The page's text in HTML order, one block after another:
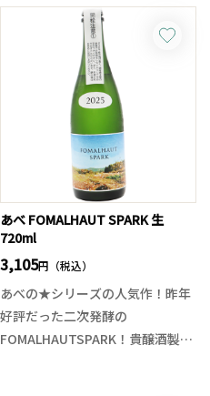
あべ FOMALHAUT SPARK 生
720ml
3,105円（税込）
あべの★シリーズの人気作！昨年
好評だった二次発酵の
FOMALHAUTSPARK！貴醸酒製法